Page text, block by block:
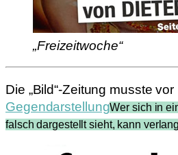
„Freizeitwoche“
Die „Bild“-Zeitung musste
GegendarstellungWer sich in
falsch dargestellt sieht, kann